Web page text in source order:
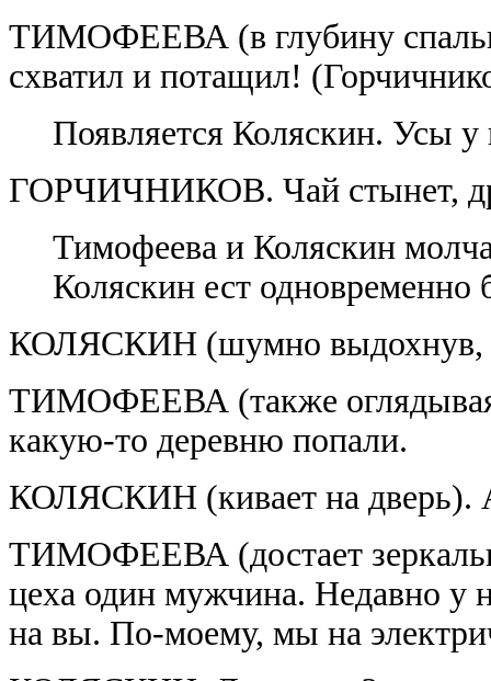
ТИМОФЕЕВА (в глубину
схватил и потащил!
Появляется Коляскин. Усы у
ГОРЧИЧНИКОВ. Чай стынет,
Тимофеева и Коляскин
Коляскин ест одновременно
КОЛЯСКИН (шумно выдохнув,
ТИМОФЕЕВА (также
какую-то деревню попали.
КОЛЯСКИН (кивает на дверь).
ТИМОФЕЕВА (достает
цеха один мужчина. Недавно у
на вы. По-моему, мы на